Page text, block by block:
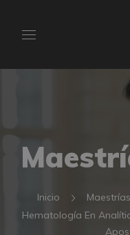
Inicio Maestrías
Hematología En